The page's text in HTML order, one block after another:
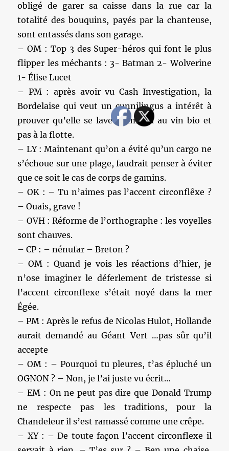
obligé de garer sa caisse dans la rue car la
totalité des bouquins, payés par la chanteuse,
sont entassés dans son garage.
– OM : Top 3 des Super-héros qui font le plus
flipper les méchants : 3- Batman 2- Wolverine
1- Élise Lucet
– PM : après avoir vu Cash Investigation, la
Bordelaise qui veut un cunnilingus a intérêt à
prouver qu’elle se lave le minou au vin bio et
pas à la flotte.
– LY : Maintenant qu’on a évité qu’un cargo ne
s’échoue sur une plage, faudrait penser à éviter
que ce soit le cas de corps de gamins.
– OK : – Tu n’aimes pas l’accent circonflêxe ?
– Ouais, grave !
– OVH : Réforme de l’orthographe : les voyelles
sont chauves.
– CP : – nénufar – Breton ?
– OM : Quand je vois les réactions d’hier, je
n’ose imaginer le déferlement de tristesse si
l’accent circonflexe s’était noyé dans la mer
Égée.
– PM : Après le refus de Nicolas Hulot, Hollande
aurait demandé au Géant Vert …pas sûr qu’il
accepte
– OM : – Pourquoi tu pleures, t’as épluché un
OGNON ? – Non, je l’ai juste vu écrit…
– EM : On ne peut pas dire que Donald Trump
ne respecte pas les traditions, pour la
Chandeleur il s’est ramassé comme une crêpe.
– XY : – De toute façon l’accent circonflexe il